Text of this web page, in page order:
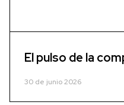
El pulso de la
30 de junio 2026